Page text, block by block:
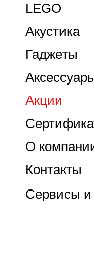
Контакты
О
Акции
Гаджеты
Акустика
LEGO
Сервисы и